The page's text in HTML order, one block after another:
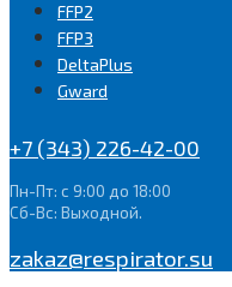
FFP2
FFP3
DeltaPlus
Gward
+7 (343) 226-42-00
Пн-Пт: с 9:00 до 18:00
Сб-Вс: Выходной.
zakaz@respirator.su